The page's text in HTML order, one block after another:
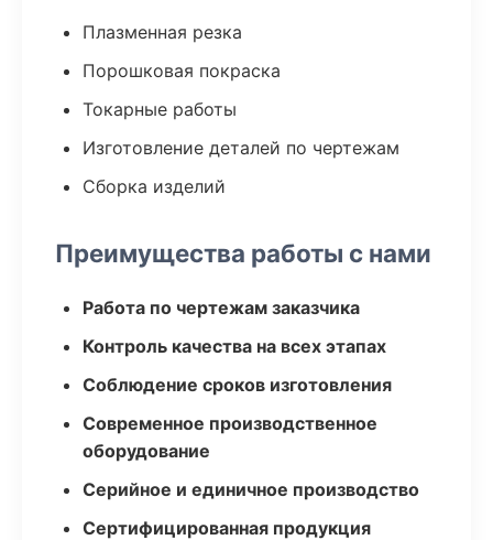
Плазменная резка
Порошковая покраска
Токарные работы
Изготовление деталей по чертежам
Сборка изделий
Преимущества работы с нами
Работа по чертежам заказчика
Контроль качества на всех этапах
Соблюдение сроков изготовления
Современное производственное
оборудование
Серийное и единичное производство
Сертифицированная продукция